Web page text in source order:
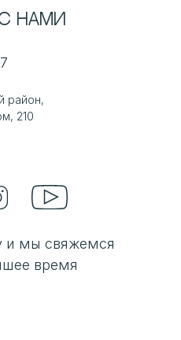
нами
и мы свяжемся
время
район,
210